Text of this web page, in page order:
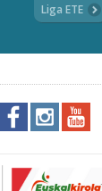
Liga ETE